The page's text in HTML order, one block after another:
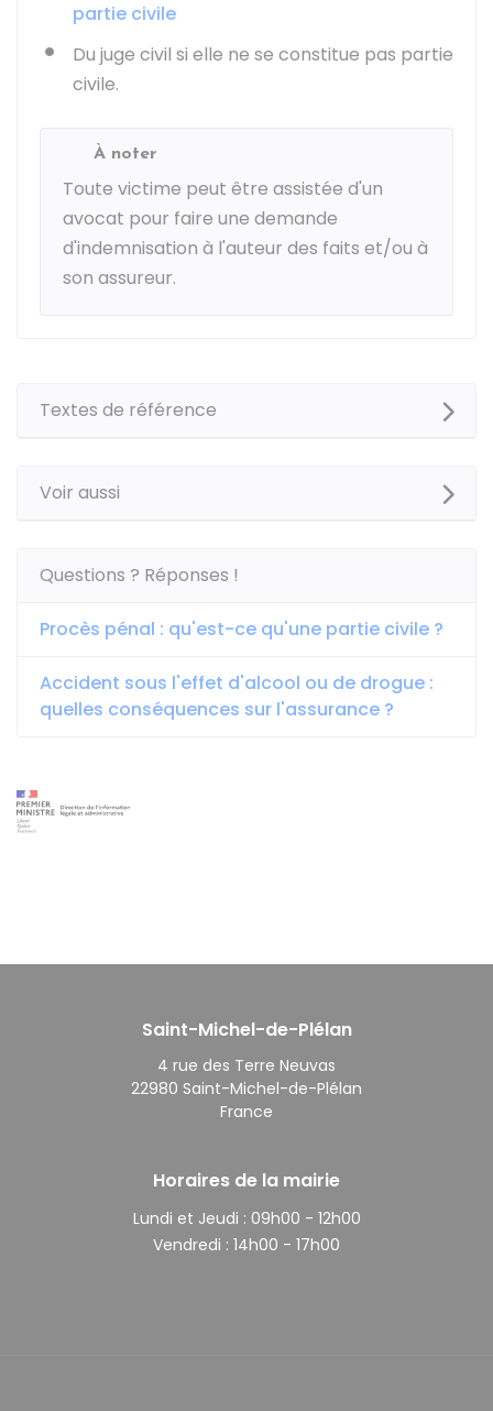
partie civile
Du juge civil si elle ne se constitue pas partie
civile.
À noter
Toute victime peut être assistée d'un
avocat pour faire une demande
d'indemnisation à l'auteur des faits et/ou à
son assureur.
Textes de référence
Voir aussi
Questions ? Réponses !
Procès pénal : qu'est-ce qu'une partie civile ?
Accident sous l'effet d'alcool ou de drogue :
quelles conséquences sur l'assurance ?
Saint-Michel-de-Plélan
4 rue des Terre Neuvas
22980 Saint-Michel-de-Plélan
France
Horaires de la mairie
Lundi et Jeudi : 09h00 - 12h00
Vendredi : 14h00 - 17h00